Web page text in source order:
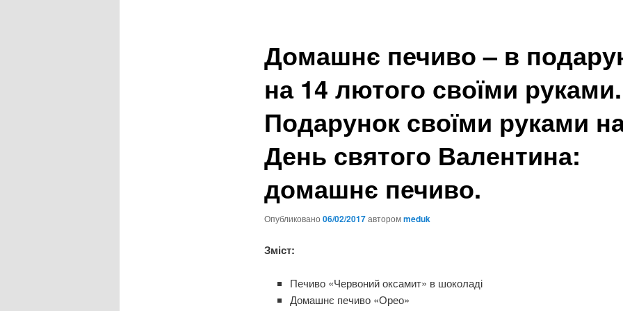
Домашнє печиво – в
на 14 лютого своїми руками.
Подарунок своїми руками
День святого Валентина:
домашнє печиво.
Опубликовано 06/02/2017авторомmeduk
Зміст:
Печиво «Червоний оксамит» в шоколаді
Домашнє печиво «Орео»